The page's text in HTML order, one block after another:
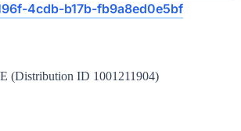
4cdb-b17b-fb9a8ed0e5bf
(Distribution ID 1001211904)